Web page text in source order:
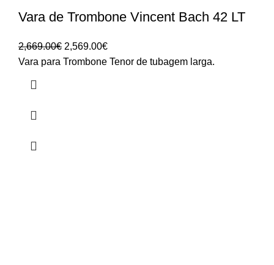
Vara de Trombone Vincent Bach 42 LT
2,669.00€ O
preço
2,569.00€O
preço
Vara para Trombone Tenor de tubagem larga.